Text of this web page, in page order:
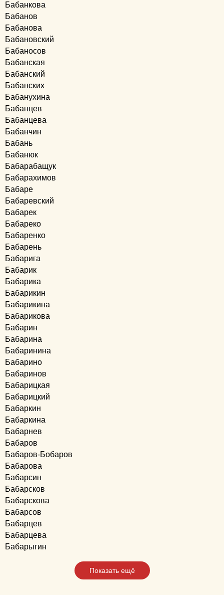
Бабанкова
Бабанов
Бабанова
Бабановский
Бабаносов
Бабанская
Бабанский
Бабанских
Бабанухина
Бабанцев
Бабанцева
Бабанчин
Бабань
Бабанюк
Бабарабащук
Бабарахимов
Бабаре
Бабаревский
Бабарек
Бабареко
Бабаренко
Бабарень
Бабарига
Бабарик
Бабарика
Бабарикин
Бабарикина
Бабарикова
Бабарин
Бабарина
Бабаринина
Бабарино
Бабаринов
Бабарицкая
Бабарицкий
Бабаркин
Бабаркина
Бабарнев
Бабаров
Бабаров-Бобаров
Бабарова
Бабарсин
Бабарсков
Бабарскова
Бабарсов
Бабарцев
Бабарцева
Бабарыгин
Показать ещё